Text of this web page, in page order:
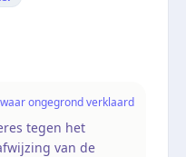
ongegrond verklaard
tegen het
van de